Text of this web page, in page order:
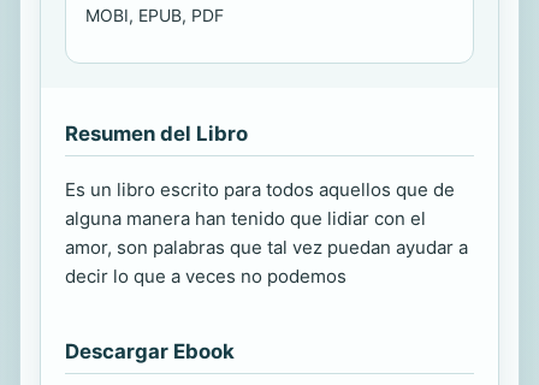
MOBI, EPUB, PDF
Resumen del Libro
Es un libro escrito para todos aquellos que de
alguna manera han tenido que lidiar con el
amor, son palabras que tal vez puedan ayudar a
decir lo que a veces no podemos
Descargar Ebook